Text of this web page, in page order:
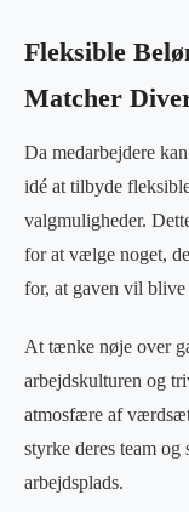
Fleksible
Matcher
Da medarbejdere
idé at tilbyde
valgmuligheder.
for at vælge noget,
for, at gaven vil
At tænke nøje over
arbejdskulturen og
atmosfære af
styrke deres team
arbejdsplads.